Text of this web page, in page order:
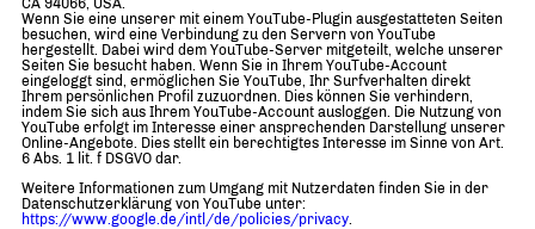
CA 94066, USA.
Wenn Sie eine unserer mit einem YouTube-Plugin ausgestatteten Seiten
besuchen, wird eine Verbindung zu den Servern von YouTube
hergestellt. Dabei wird dem YouTube-Server mitgeteilt, welche unserer
Seiten Sie besucht haben. Wenn Sie in Ihrem YouTube-Account
eingeloggt sind, ermöglichen Sie YouTube, Ihr Surfverhalten direkt
Ihrem persönlichen Profil zuzuordnen. Dies können Sie verhindern,
indem Sie sich aus Ihrem YouTube-Account ausloggen. Die Nutzung von
YouTube erfolgt im Interesse einer ansprechenden Darstellung unserer
Online-Angebote. Dies stellt ein berechtigtes Interesse im Sinne von Art.
6 Abs. 1 lit. f DSGVO dar.
Weitere Informationen zum Umgang mit Nutzerdaten finden Sie in der
Datenschutzerklärung von YouTube unter:
https://www.google.de/intl/de/policies/privacy.